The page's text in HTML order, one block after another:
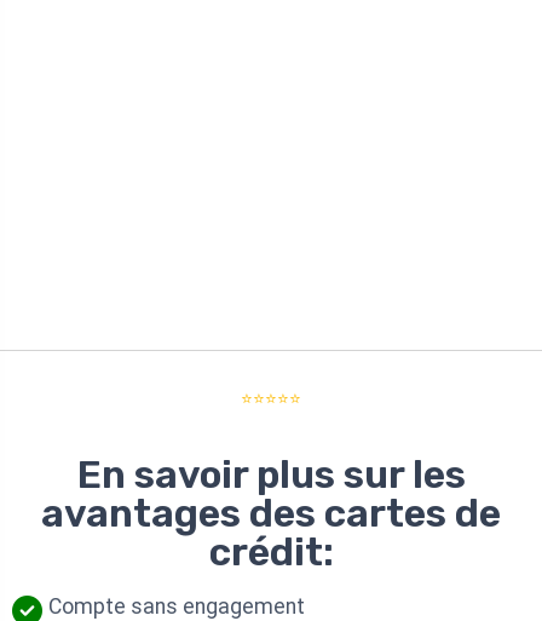
⭐⭐⭐⭐⭐
En savoir plus sur les
avantages des cartes de
crédit:
Compte sans engagement